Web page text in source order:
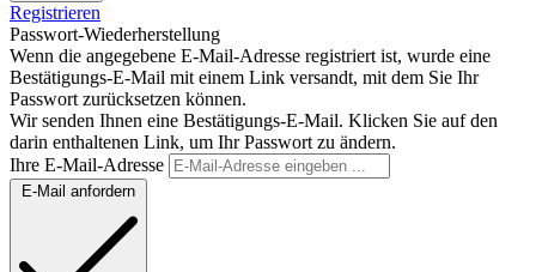
Registrieren
Passwort-Wiederherstellung
Wenn die angegebene E-Mail-Adresse registriert ist, wurde eine
Bestätigungs-E-Mail mit einem Link versandt, mit dem Sie Ihr
Passwort zurücksetzen können.
Wir senden Ihnen eine Bestätigungs-E-Mail. Klicken Sie auf den
darin enthaltenen Link, um Ihr Passwort zu ändern.
Ihre E-Mail-Adresse
E-Mail anfordern